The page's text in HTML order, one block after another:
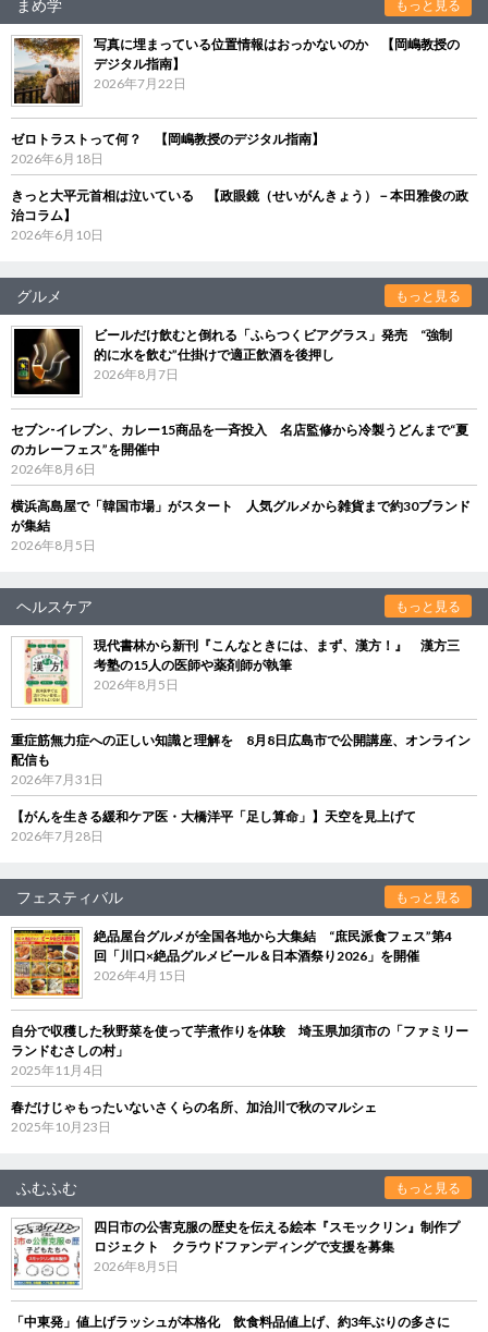
まめ学 もっと見る
写真に埋まっている位置情報はおっかないのか 【岡嶋教授の
デジタル指南】
2026年7月22日
ゼロトラストって何？ 【岡嶋教授のデジタル指南】
2026年6月18日
きっと大平元首相は泣いている 【政眼鏡（せいがんきょう）－本田雅俊の政
治コラム】
2026年6月10日
グルメ もっと見る
ビールだけ飲むと倒れる「ふらつくビアグラス」発売 “強制
的に水を飲む”仕掛けで適正飲酒を後押し
2026年8月7日
セブン‐イレブン、カレー15商品を一斉投入 名店監修から冷製うどんまで“夏
のカレーフェス”を開催中
2026年8月6日
横浜高島屋で「韓国市場」がスタート 人気グルメから雑貨まで約30ブランド
が集結
2026年8月5日
ヘルスケア もっと見る
現代書林から新刊『こんなときには、まず、漢方！』 漢方三
考塾の15人の医師や薬剤師が執筆
2026年8月5日
重症筋無力症への正しい知識と理解を 8月8日広島市で公開講座、オンライン
配信も
2026年7月31日
【がんを生きる緩和ケア医・大橋洋平「足し算命」】天空を見上げて
2026年7月28日
フェスティバル もっと見る
絶品屋台グルメが全国各地から大集結 “庶民派食フェス”第4
回「川口×絶品グルメビール＆日本酒祭り2026」を開催
2026年4月15日
自分で収穫した秋野菜を使って芋煮作りを体験 埼玉県加須市の「ファミリー
ランドむさしの村」
2025年11月4日
春だけじゃもったいないさくらの名所、加治川で秋のマルシェ
2025年10月23日
ふむふむ もっと見る
四日市の公害克服の歴史を伝える絵本『スモックリン』制作プ
ロジェクト クラウドファンディングで支援を募集
2026年8月5日
「中東発」値上げラッシュが本格化 飲食料品値上げ、約3年ぶりの多さに